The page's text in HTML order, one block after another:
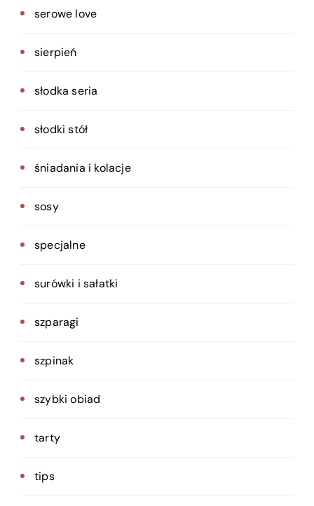
serowe love
sierpień
słodka seria
słodki stół
śniadania i kolacje
sosy
specjalne
surówki i sałatki
szparagi
szpinak
szybki obiad
tarty
tips